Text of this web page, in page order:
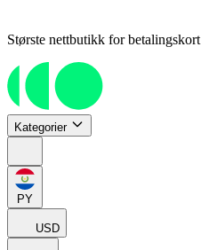
Største nettbutikk for betalingskort
Kategorier
PY
USD